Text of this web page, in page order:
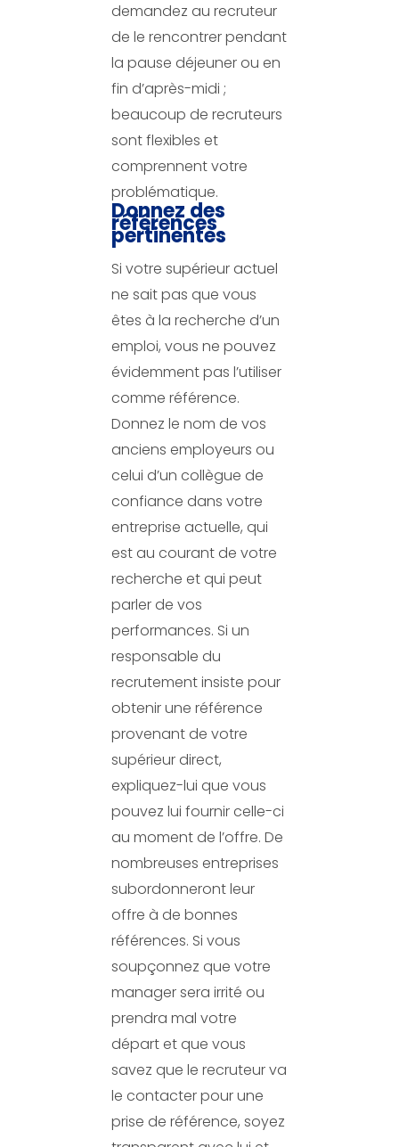
demandez au recruteur
de le rencontrer pendant
la pause déjeuner ou en
fin d’après-midi ;
beaucoup de recruteurs
sont flexibles et
comprennent votre
problématique.
Donnez des
références
pertinentes
Si votre supérieur actuel
ne sait pas que vous
êtes à la recherche d’un
emploi, vous ne pouvez
évidemment pas l’utiliser
comme référence.
Donnez le nom de vos
anciens employeurs ou
celui d’un collègue de
confiance dans votre
entreprise actuelle, qui
est au courant de votre
recherche et qui peut
parler de vos
performances. Si un
responsable du
recrutement insiste pour
obtenir une référence
provenant de votre
supérieur direct,
expliquez-lui que vous
pouvez lui fournir celle-ci
au moment de l’offre. De
nombreuses entreprises
subordonneront leur
offre à de bonnes
références. Si vous
soupçonnez que votre
manager sera irrité ou
prendra mal votre
départ et que vous
savez que le recruteur va
le contacter pour une
prise de référence, soyez